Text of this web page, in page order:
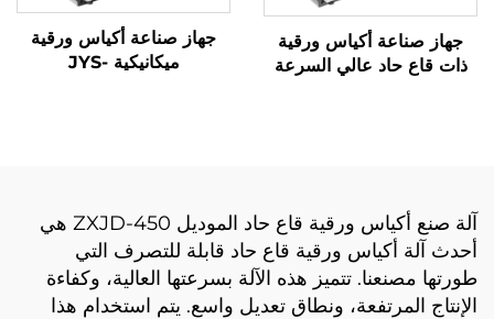
جهاز صناعة أكياس ورقية
ذات قاع حاد عالي السرعة
جهاز صناعة أكياس ورقية
ميكانيكية JYS-
آلة صنع أكياس ورقية قاع حاد الموديل ZXJD-450 هي
أحدث آلة أكياس ورقية قاع حاد قابلة للتصرف التي
طورتها مصنعنا. تتميز هذه الآلة بسرعتها العالية، وكفاءة
الإنتاج المرتفعة، ونطاق تعديل واسع. يتم استخدام هذا